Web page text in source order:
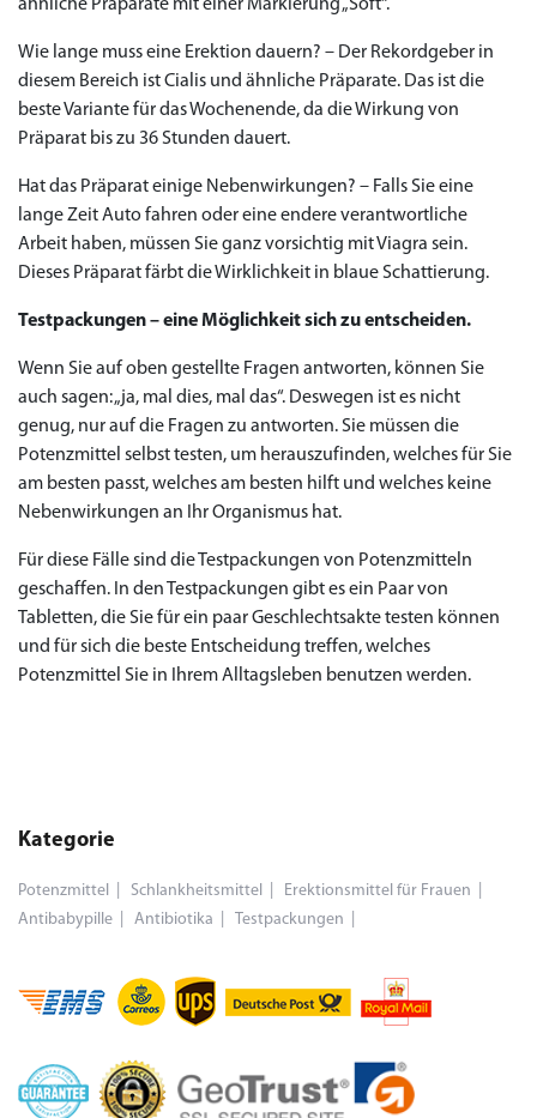
ähnliche Präparate mit einer Markierung „Soft“.
Wie lange muss eine Erektion dauern? – Der Rekordgeber in
diesem Bereich ist Cialis und ähnliche Präparate. Das ist die
beste Variante für das Wochenende, da die Wirkung von
Präparat bis zu 36 Stunden dauert.
Hat das Präparat einige Nebenwirkungen? – Falls Sie eine
lange Zeit Auto fahren oder eine endere verantwortliche
Arbeit haben, müssen Sie ganz vorsichtig mit Viagra sein.
Dieses Präparat färbt die Wirklichkeit in blaue Schattierung.
Testpackungen – eine Möglichkeit sich zu entscheiden.
Wenn Sie auf oben gestellte Fragen antworten, können Sie
auch sagen: „ja, mal dies, mal das“. Deswegen ist es nicht
genug, nur auf die Fragen zu antworten. Sie müssen die
Potenzmittel selbst testen, um herauszufinden, welches für Sie
am besten passt, welches am besten hilft und welches keine
Nebenwirkungen an Ihr Organismus hat.
Für diese Fälle sind die Testpackungen von Potenzmitteln
geschaffen. In den Testpackungen gibt es ein Paar von
Tabletten, die Sie für ein paar Geschlechtsakte testen können
und für sich die beste Entscheidung treffen, welches
Potenzmittel Sie in Ihrem Alltagsleben benutzen werden.
Kategorie
Potenzmittel Schlankheitsmittel
Erektionsmittel für Frauen
Antibabypille
Antibiotika Testpackungen